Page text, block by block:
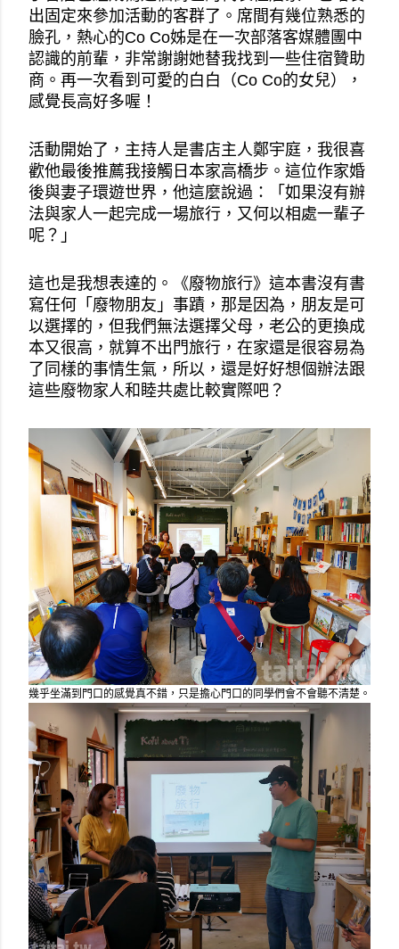
出固定來參加活動的客群了。席間有幾位熟悉的
臉孔，熱心的Co Co姊是在一次部落客媒體團中
認識的前輩，非常謝謝她替我找到一些住宿贊助
商。再一次看到可愛的白白（Co Co的女兒），
感覺長高好多喔！
活動開始了，主持人是書店主人鄭宇庭，我很喜
歡他最後推薦我接觸日本家高橋步。這位作家婚
後與妻子環遊世界，他這麼說過：「如果沒有辦
法與家人一起完成一場旅行，又何以相處一輩子
呢？」
這也是我想表達的。《廢物旅行》這本書沒有書
寫任何「廢物朋友」事蹟，那是因為，朋友是可
以選擇的，但我們無法選擇父母，老公的更換成
本又很高，就算不出門旅行，在家還是很容易為
了同樣的事情生氣，所以，還是好好想個辦法跟
這些廢物家人和睦共處比較實際吧？
幾乎坐滿到門口的感覺真不錯，只是擔心門口的同學們會不會聽不清楚。